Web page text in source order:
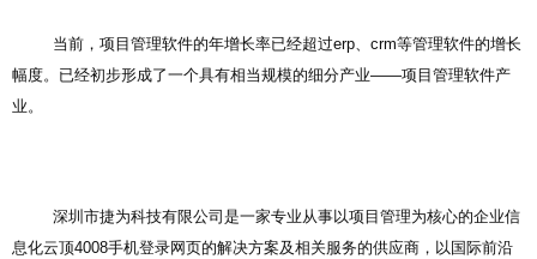
当前，项目管理软件的年增长率已经超过erp、crm等管理软件的增长
幅度。已经初步形成了一个具有相当规模的细分产业——项目管理软件产
业。
深圳市捷为科技有限公司是一家专业从事以项目管理为核心的企业信
息化云顶4008手机登录网页的解决方案及相关服务的供应商，以国际前沿